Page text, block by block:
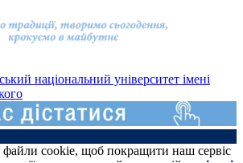
національний університет імені
cookie, щоб покращити наш сервіс